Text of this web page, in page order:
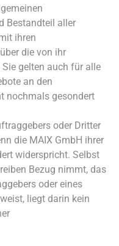
Bestandteil aller
ihren
die von ihr
gelten auch für alle
an den
nochmals gesondert
oder Dritter
die MAIX GmbH ihrer
widerspricht. Selbst
Bezug nimmt, das
oder eines
liegt darin kein